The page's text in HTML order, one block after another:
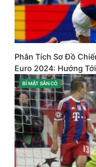
Phân Tích Sơ Đồ
Euro 2024: Hướng
CATEGORIES
BÍ MẬT SÂN CỎ